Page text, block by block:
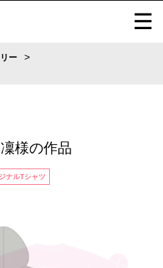
ー >
様の作品
ナルTシャツ